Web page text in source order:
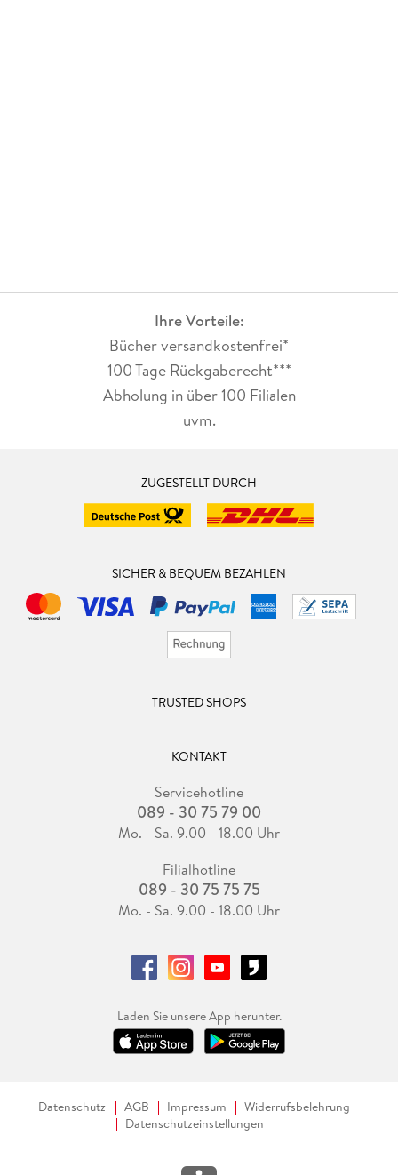
Ihre Vorteile:
Bücher versandkostenfrei*
100 Tage Rückgaberecht***
Abholung in über 100 Filialen
uvm.
ZUGESTELLT DURCH
SICHER & BEQUEM BEZAHLEN
TRUSTED SHOPS
KONTAKT
Servicehotline
089 - 30 75 79 00
Mo. - Sa. 9.00 - 18.00 Uhr
Filialhotline
089 - 30 75 75 75
Mo. - Sa. 9.00 - 18.00 Uhr
Laden Sie unsere App herunter.
Datenschutz AGB Impressum
Widerrufsbelehrung
Datenschutzeinstellungen